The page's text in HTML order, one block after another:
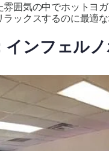
囲気の中でホットヨ
ックスするのに最適
ンフェル